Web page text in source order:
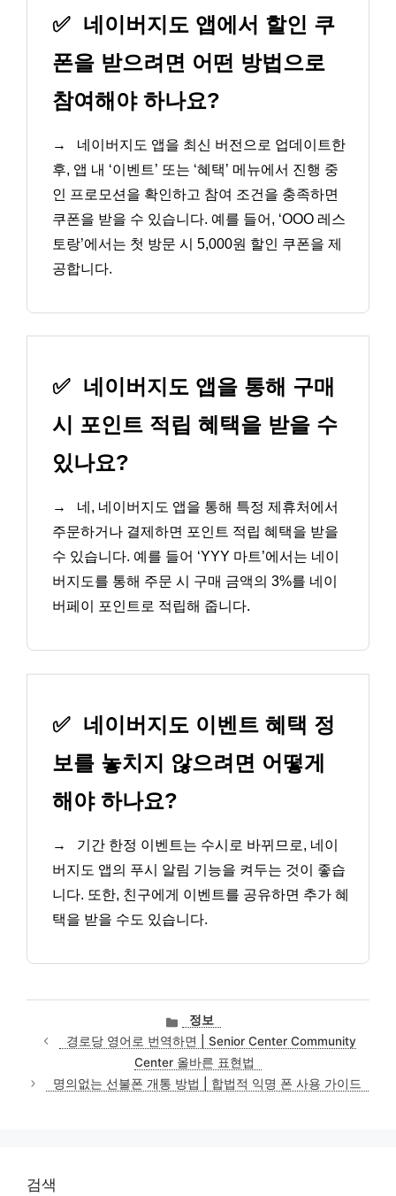
✅ 네이버지도 앱에서 할인 쿠
폰을 받으려면 어떤 방법으로
참여해야 하나요?
→
네이버지도 앱을 최신 버전으로 업데이트한
후, 앱 내 ‘이벤트’ 또는 ‘혜택’ 메뉴에서 진행 중
인 프로모션을 확인하고 참여 조건을 충족하면
쿠폰을 받을 수 있습니다. 예를 들어, ‘OOO 레스
토랑’에서는 첫 방문 시 5,000원 할인 쿠폰을 제
공합니다.
✅ 네이버지도 앱을 통해 구매
시 포인트 적립 혜택을 받을 수
있나요?
→
네, 네이버지도 앱을 통해 특정 제휴처에서
주문하거나 결제하면 포인트 적립 혜택을 받을
수 있습니다. 예를 들어 ‘YYY 마트’에서는 네이
버지도를 통해 주문 시 구매 금액의 3%를 네이
버페이 포인트로 적립해 줍니다.
✅ 네이버지도 이벤트 혜택 정
보를 놓치지 않으려면 어떻게
해야 하나요?
→
기간 한정 이벤트는 수시로 바뀌므로, 네이
버지도 앱의 푸시 알림 기능을 켜두는 것이 좋습
니다. 또한, 친구에게 이벤트를 공유하면 추가 혜
택을 받을 수도 있습니다.
카
테
고
리
정보
경로당 영어로 번역하면 | Senior Center Community
Center 올바른 표현법
명의없는 선불폰 개통 방법 | 합법적 익명 폰 사용 가이드
검색